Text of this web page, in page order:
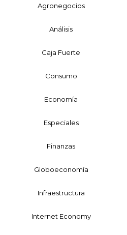
Agronegocios
Análisis
Caja Fuerte
Consumo
Economía
Especiales
Finanzas
Globoeconomía
Infraestructura
Internet Economy